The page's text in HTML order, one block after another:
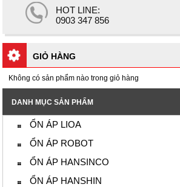
HOT LINE:
0903 347 856
GIỎ HÀNG
Không có sản phẩm nào trong giỏ hàng
DANH MỤC SẢN PHẨM
ỔN ÁP LIOA
ỔN ÁP ROBOT
ỔN ÁP HANSINCO
ỔN ÁP HANSHIN